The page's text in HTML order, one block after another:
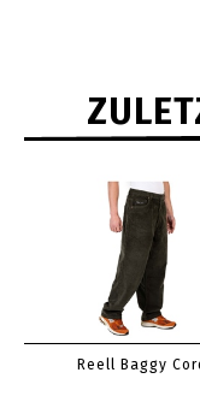
Reell Baggy